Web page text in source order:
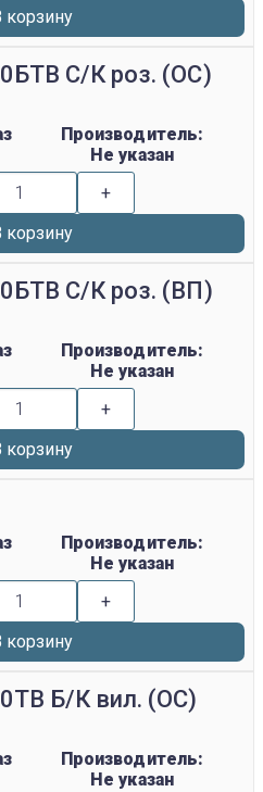
корзину
С/К роз. (ОС)
Производитель:
Не указан
+
корзину
С/К роз. (ВП)
Производитель:
Не указан
+
корзину
Производитель:
Не указан
+
корзину
Б/К вил. (ОС)
Производитель:
Не указан